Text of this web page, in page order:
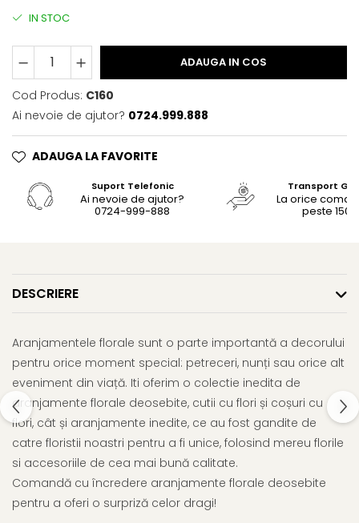
IN STOC
ADAUGA IN COS
Cod Produs: C160
Ai nevoie de ajutor? 0724.999.888
ADAUGA LA FAVORITE
Suport Telefonic
Ai nevoie de ajutor?
0724-999-888
Transport
La orice
peste
DESCRIERE
Aranjamentele florale sunt o parte importantă a decorului
pentru orice moment special: petreceri, nunți sau orice alt
eveniment din viață. Iti oferim o colectie inedita de
aranjamente florale deosebite, cutii cu flori și coșuri cu
flori, cât și aranjamente inedite, ce au fost gandite de
catre floristii noastri pentru a fi unice, folosind mereu florile
si accesoriile de cea mai bună calitate.
Comandă cu încredere aranjamente florale deosebite
pentru a oferi o surpriză celor dragi!